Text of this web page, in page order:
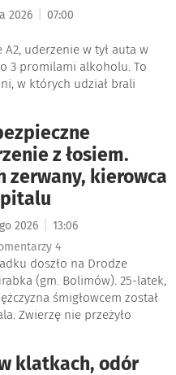
2026 07:00
uderzenie w tył auta w
3 promilami alkoholu. To
w których udział brali
z łosiem.
zerwany, kierowca
2026
13:06
4
doszło na Drodze
(gm. Bolimów). 25-latek,
śmigłowcem został
Zwierzę nie przeżyło
klatkach, odór